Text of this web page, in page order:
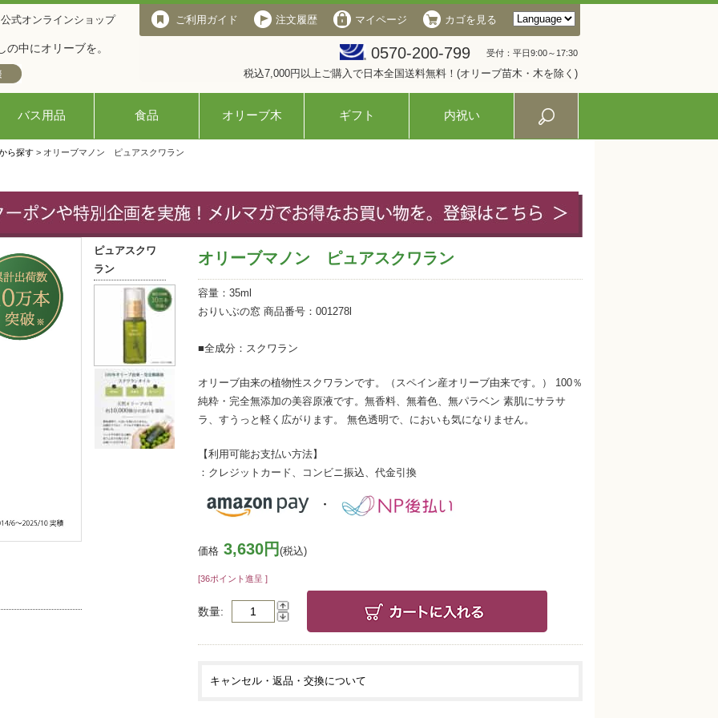
式オンラインショップ
の中にオリーブを。
ご利用ガイド 注文履歴 マイページ カゴを見る
0570-200-799 受付：平日9:00～17:30
税込7,000円以上ご購入で日本全国送料無料！(オリーブ苗木・木を除く)
バス用品 食品 オリーブ木 ギフト 内祝い
ら探す> オリーブマノン ピュアスクワラン
オリーブマノン ピュアスクワラン
容量：35ml
おりいぶの窓 商品番号：001278l
■全成分：スクワラン
オリーブ由来の植物性スクワランです。（スペイン産オリーブ由来です。） 100％
純粋・完全無添加の美容原液です。無香料、無着色、無パラベン 素肌にサラサ
ラ、すうっと軽く広がります。 無色透明で、においも気になりません。
【利用可能お支払い方法】
：クレジットカード、コンビニ振込、代金引換
価格 3,630円 (税込)
[36ポイント進呈 ]
数量
キャンセル・返品・交換について
ピュアスクワ
ラン